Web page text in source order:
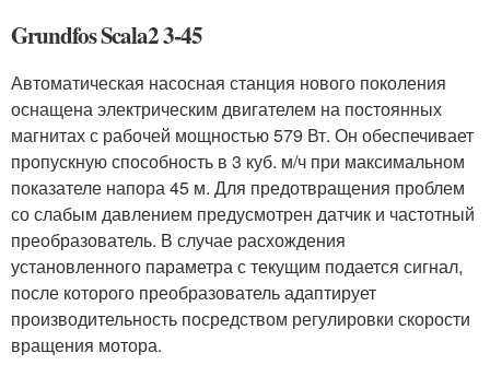
Grundfos Scala2 3-45
Автоматическая насосная станция нового поколения
оснащена электрическим двигателем на постоянных
магнитах с рабочей мощностью 579 Вт. Он обеспечивает
пропускную способность в 3 куб. м/ч при максимальном
показателе напора 45 м. Для предотвращения проблем
со слабым давлением предусмотрен датчик и частотный
преобразователь. В случае расхождения
установленного параметра с текущим подается сигнал,
после которого преобразователь адаптирует
производительность посредством регулировки скорости
вращения мотора.